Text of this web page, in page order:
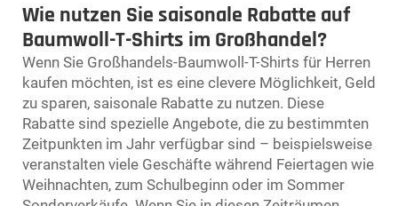
Wie nutzen Sie saisonale Rabatte auf
Baumwoll-T-Shirts im Großhandel?
Wenn Sie Großhandels-Baumwoll-T-Shirts für Herren
kaufen möchten, ist es eine clevere Möglichkeit, Geld
zu sparen, saisonale Rabatte zu nutzen. Diese
Rabatte sind spezielle Angebote, die zu bestimmten
Zeitpunkten im Jahr verfügbar sind – beispielsweise
veranstalten viele Geschäfte während Feiertagen wie
Weihnachten, zum Schulbeginn oder im Sommer